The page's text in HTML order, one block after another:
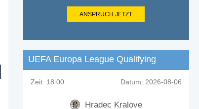
ANSPRUCH JETZT
UEFA Europa League Qualifying
Zeit: 18:00 Datum: 2026-08-06
Hradec Kralove